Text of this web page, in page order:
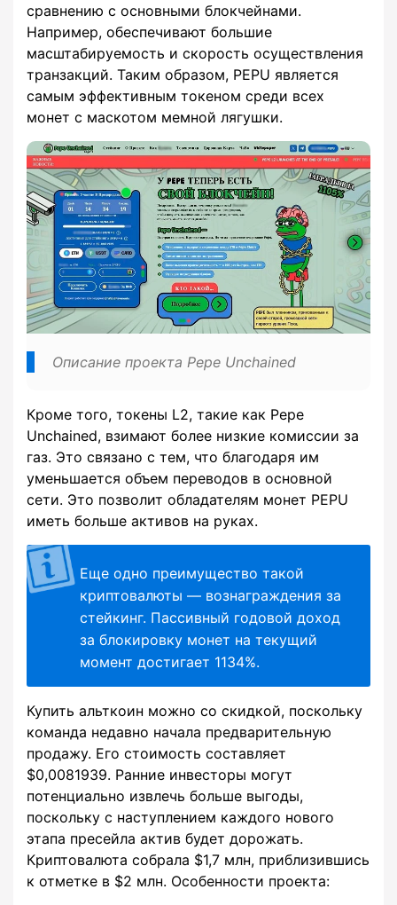
сравнению с основными блокчейнами.
Например, обеспечивают большие
масштабируемость и скорость осуществления
транзакций. Таким образом, PEPU является
самым эффективным токеном среди всех
монет с маскотом мемной лягушки.
Описание проекта Pepe Unchained
Кроме того, токены L2, такие как Pepe
Unchained, взимают более низкие комиссии за
газ. Это связано с тем, что благодаря им
уменьшается объем переводов в основной
сети. Это позволит обладателям монет PEPU
иметь больше активов на руках.
Еще одно преимущество такой
криптовалюты — вознаграждения за
стейкинг. Пассивный годовой доход
за блокировку монет на текущий
момент достигает 1134%.
Купить альткоин можно со скидкой, поскольку
команда недавно начала предварительную
продажу. Его стоимость составляет
$0,0081939. Ранние инвесторы могут
потенциально извлечь больше выгоды,
поскольку с наступлением каждого нового
этапа пресейла актив будет дорожать.
Криптовалюта собрала $1,7 млн, приблизившись
к отметке в $2 млн. Особенности проекта: